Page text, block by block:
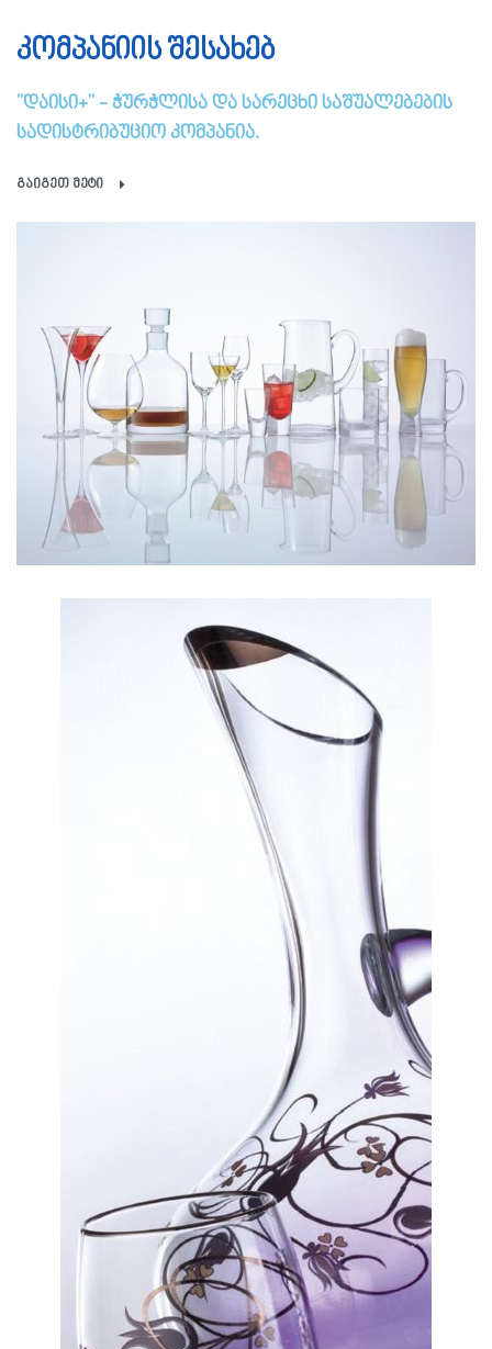
კომპანიის შესახებ
"დაისი+" - ჭურჭლისა და სარეცხი საშუალებების
სადისტრიბუციო კომპანია.
გაიგეთ მეტი